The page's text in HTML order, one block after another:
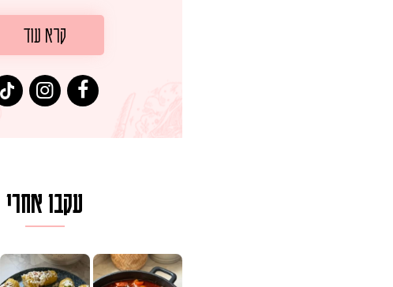
קרא עוד
עקבו אחרי
. גולש המר
קלחי תירס צרובים על מחבת עם גבינה בולגרית מעודנת מ
נשנושי פרגיות קריספיים ממכרים שמכינים בכמה דקות עב